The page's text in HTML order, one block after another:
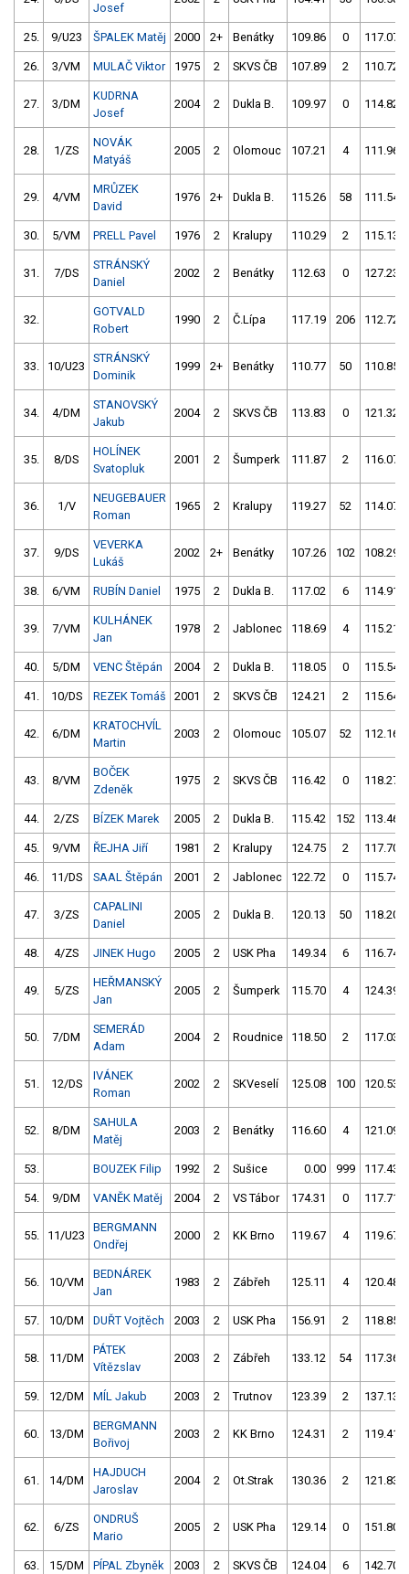
Josef
25. 9/U23 ŠPALEK Matěj 2000 2+ Benátky 109.86 0 117.07
26. 3/VM MULAČ Viktor 1975 2 SKVS ČB 107.89 2 110.72
27. 3/DM
KUDRNA
Josef
2004 2 Dukla B. 109.97 0 114.82
28. 1/ZS
NOVÁK
Matyáš
2005 2 Olomouc 107.21 4 111.96
29. 4/VM
MRŮZEK
David
1976 2+ Dukla B. 115.26 58 111.54
30. 5/VM PRELL Pavel 1976 2 Kralupy 110.29 2 115.13
31. 7/DS
STRÁNSKÝ
Daniel
2002 2 Benátky 112.63 0 127.23
32.
GOTVALD
Robert
1990 2 Č.Lípa 117.19 206 112.72
33. 10/U23
STRÁNSKÝ
Dominik
1999 2+ Benátky 110.77 50 110.85
34. 4/DM
STANOVSKÝ
Jakub
2004 2 SKVS ČB 113.83 0 121.32
35. 8/DS
HOLÍNEK
Svatopluk
2001 2 Šumperk 111.87 2 116.07
36. 1/V
NEUGEBAUER
Roman
1965 2 Kralupy 119.27 52 114.07
37. 9/DS
VEVERKA
Lukáš
2002 2+ Benátky 107.26 102 108.29
38. 6/VM RUBÍN Daniel 1975 2 Dukla B. 117.02 6 114.91
39. 7/VM
KULHÁNEK
Jan
1978 2 Jablonec 118.69 4 115.21
40. 5/DM VENC Štěpán 2004 2 Dukla B. 118.05 0 115.54
41. 10/DS REZEK Tomáš 2001 2 SKVS ČB 124.21 2 115.64
42. 6/DM
KRATOCHVÍL
Martin
2003 2 Olomouc 105.07 52 112.16
43. 8/VM
BOČEK
Zdeněk
1975 2 SKVS ČB 116.42 0 118.27
44. 2/ZS BÍZEK Marek 2005 2 Dukla B. 115.42 152 113.46
45. 9/VM ŘEJHA Jiří 1981 2 Kralupy 124.75 2 117.70
46. 11/DS SAAL Štěpán 2001 2 Jablonec 122.72 0 115.74
47. 3/ZS
CAPALINI
Daniel
2005 2 Dukla B. 120.13 50 118.20
48. 4/ZS JINEK Hugo 2005 2 USK Pha 149.34 6 116.74
49. 5/ZS
HEŘMANSKÝ
Jan
2005 2 Šumperk 115.70 4 124.39
50. 7/DM
SEMERÁD
Adam
2004 2 Roudnice 118.50 2 117.03
51. 12/DS
IVÁNEK
Roman
2002 2 SKVeselí 125.08 100 120.53
52. 8/DM
SAHULA
Matěj
2003 2 Benátky 116.60 4 121.09
53. BOUZEK Filip 1992 2 Sušice 0.00 999 117.43
54. 9/DM VANĚK Matěj 2004 2 VS Tábor 174.31 0 117.71
55. 11/U23
BERGMANN
Ondřej
2000 2 KK Brno 119.67 4 119.67
56. 10/VM
BEDNÁREK
Jan
1983 2 Zábřeh 125.11 4 120.48
57. 10/DM DUŘT Vojtěch 2003 2 USK Pha 156.91 2 118.85
58. 11/DM
PÁTEK
Vítězslav
2003 2 Zábřeh 133.12 54 117.36
59. 12/DM MÍL Jakub 2003 2 Trutnov 123.39 2 137.13
60. 13/DM
BERGMANN
Bořivoj
2003 2 KK Brno 124.31 2 119.41
61. 14/DM
HAJDUCH
Jaroslav
2004 2 Ot.Strak 130.36 2 121.83
62. 6/ZS
ONDRUŠ
Mario
2005 2 USK Pha 129.14 0 151.80
63. 15/DM PÍPAL Zbyněk 2003 2 SKVS ČB 124.04 6 142.70